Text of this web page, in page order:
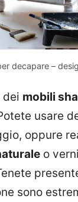
decapare –
dei mobili
usare
oppure
o
sono